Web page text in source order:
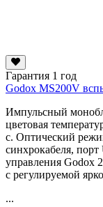
Гарантия 1 год
Godox MS200V
Импульсный
цветовая
с. Оптический
синхрокабеля, порт
управления Godox
с регулируемой
...